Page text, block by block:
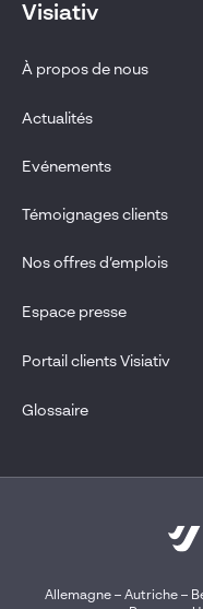
Visiativ
À propos de nous
Actualités
Evénements
Témoignages clients
Nos offres d’emplois
Espace presse
Portail clients Visiativ
Glossaire
Allemagne– Autriche–